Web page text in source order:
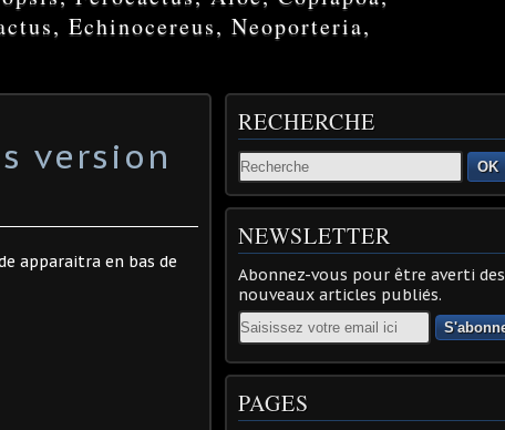
Echinocereus, Neoporteria,
version
apparaitra en bas de
RECHERCHE
OK
NEWSLETTER
Abonnez-vous pour être averti des
nouveaux articles publiés.
Email
PAGES